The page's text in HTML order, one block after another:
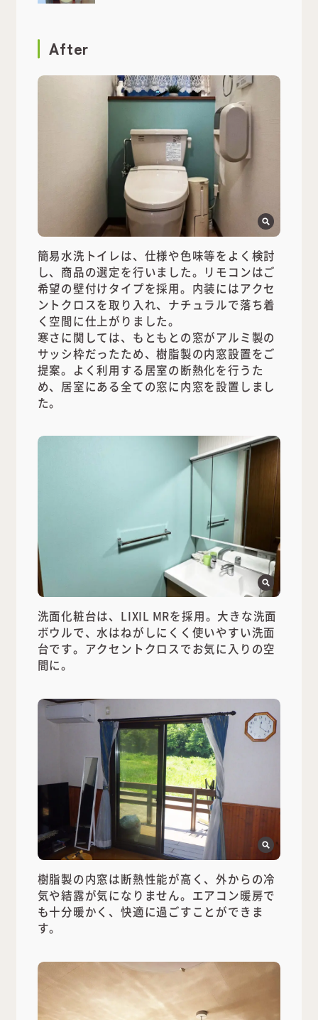
After
簡易水洗トイレは、仕様や色味等をよく検討
し、商品の選定を行いました。リモコンはご
希望の壁付けタイプを採用。内装にはアクセ
ントクロスを取り入れ、ナチュラルで落ち着
く空間に仕上がりました。
寒さに関しては、もともとの窓がアルミ製の
サッシ枠だったため、樹脂製の内窓設置をご
提案。よく利用する居室の断熱化を行うた
め、居室にある全ての窓に内窓を設置しまし
た。
洗面化粧台は、LIXIL MRを採用。大きな洗面
ボウルで、水はねがしにくく使いやすい洗面
台です。アクセントクロスでお気に入りの空
間に。
樹脂製の内窓は断熱性能が高く、外からの冷
気や結露が気になりません。エアコン暖房で
も十分暖かく、快適に過ごすことができま
す。